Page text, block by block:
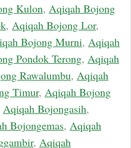
Kulon, Aqiqah Bojong
, Aqiqah Bojong Lor,
Bojong Murni, Aqiqah
Pondok Terong, Aqiqah
Rawalumbu, Aqiqah
Timur, Aqiqah Bojong
Aqiqah Bojongasih,
Bojongemas, Aqiqah
, Aqiqah